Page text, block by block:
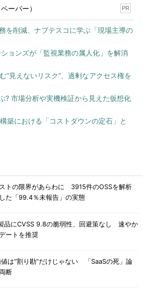
ーパー） PR
を削減、ナブテスコに学ぶ「現場主導の
ョンズが「監視業務の属人化」を解消
“見えないリスク”、過剰なアクセス権を
? 市場分析や実機検証から見えた仮想化
築における「コストダウンの定石」と
トの限界があらわに 3915件のOSSを解析
た「99.4％未報告」の実態
品にCVSS 9.8の脆弱性、回避策なし 速やか
ートを推奨
値は“割り勘”だけじゃない 「SaaSの死」論
断